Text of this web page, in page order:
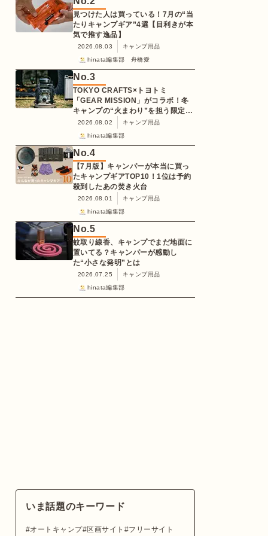
見つけた人は買っている！7月の“当
たりキャンプギア”4選【目利きが本
気で推す逸品】
2026.08.03
キャンプ用品
hinata編集部 舟橋愛
No.3
TOKYO CRAFTS×トヨトミ
「GEAR MISSION」がコラボ！冬
キャンプの“火まわり”を担う限定
K3クッキングストーブが登場
2026.08.02
キャンプ用品
hinata編集部
No.4
【7月版】キャンパーが本当に買っ
たキャンプギアTOP10！1位は予約
殺到したあの焚き火台
2026.08.01
キャンプ用品
hinata編集部
No.5
蚊取り線香、キャンプでまだ地面に
置いてる？キャンパーが感動し
た“小さな発明”とは
2026.07.25
キャンプ用品
hinata編集部
いま話題のキーワード
オートキャンプ 区画サイト フリーサイト